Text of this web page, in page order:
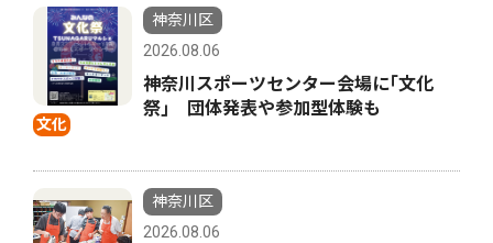
文化
神奈川区
2026.08.06
神奈川スポーツセンター会場に｢文化
祭｣ 団体発表や参加型体験も
神奈川区
2026.08.06